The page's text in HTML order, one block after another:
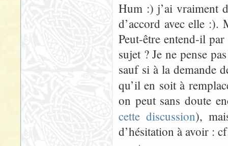
Hum :) j’ai vraiment
d’accord avec elle :).
Peut-être entend-il
sujet ? Je ne pense
sauf si à la demande
qu’il en soit à
on peut sans doute
cette discussion),
d’hésitation à avoir :